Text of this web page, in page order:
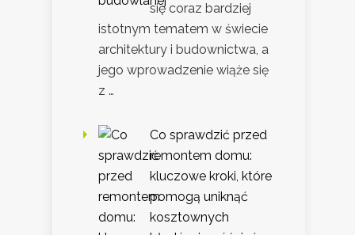
się coraz bardziej
istotnym tematem w świecie
architektury i budownictwa, a
jego wprowadzenie wiąże się
z …
Co sprawdzić przed
remontem domu:
kluczowe kroki, które
pomogą uniknąć
kosztownych